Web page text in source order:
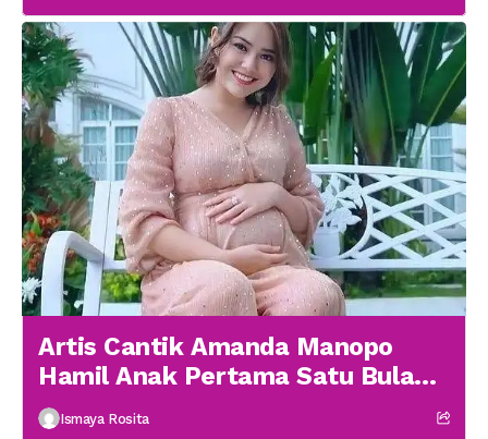
Artis Cantik Amanda Manopo
Hamil Anak Pertama Satu Bulan
menikah
Ismaya Rosita